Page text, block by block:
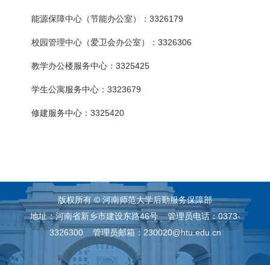
能源保障中心（节能办公室）： 3326179
校园管理中心（爱卫会办公室）： 3326306
教学办公楼服务中心： 3325425
学生公寓服务中心： 3323679
修建服务中心： 3325420
版权所有 © 河南师范大学后勤服务保障部
地址：河南省新乡市建设东路46号 管理员电话：0373-
3326300 管理员邮箱：230020@htu.edu.cn